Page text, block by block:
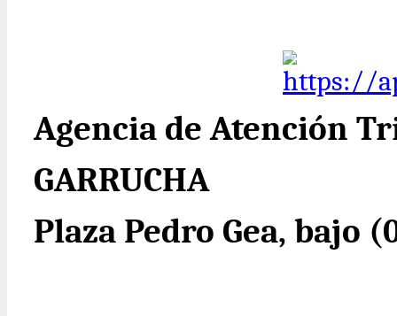
Agencia de Atención
GARRUCHA
Plaza Pedro Gea, bajo